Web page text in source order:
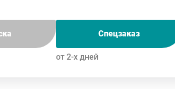
Спецзаказ
от 2-х дней